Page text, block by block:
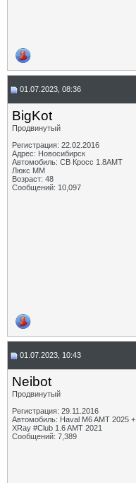
01.07.2023, 08:36
BigKot
Продвинутый
Регистрация: 22.02.2016
Адрес: Новосибирск
Автомобиль: СВ Кросс 1.8АМТ
Люкс ММ
Возраст: 48
Сообщений: 10,097
01.07.2023, 10:43
Neibot
Продвинутый
Регистрация: 29.11.2016
Автомобиль: Haval M6 AMT 2025 +
XRay #Club 1.6 AMT 2021
Сообщений: 7,389